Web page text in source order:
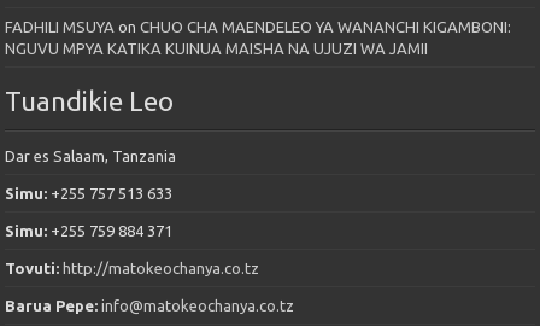
FADHILI MSUYA onCHUO CHA MAENDELEO YA WANANCHI KIGAMBONI:
NGUVU MPYA KATIKA KUINUA MAISHA NA UJUZI WA JAMII
Tuandikie Leo
Dar es Salaam, Tanzania
Simu: +255 757 513 633
Simu: +255 759 884 371
Tovuti: http://matokeochanya.co.tz
Barua Pepe:info@matokeochanya.co.tz